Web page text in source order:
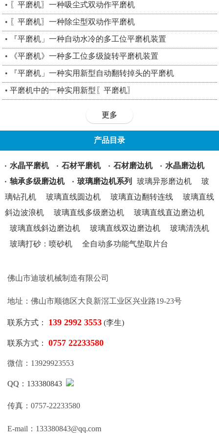
• 〖平磨机〗一种吸尘式双动作平磨机
• 〖平磨机〗一种除尘型双动作平磨机
• 『平磨机」一种自动水冷的多工位平磨机装置
• 《平磨机》一种多工位多级旋转平磨机装置
• 『平磨机」一种实用新型自动翻转掉头的平磨机
• 平磨机中的一种实用新型〖平磨机〗
更多
产品目录
水晶平磨机 石材平磨机 石材磨边机
水晶磨边机
轴承多级磨边机
玻璃磨边机系列 玻璃异形磨边机
玻
璃钻孔机
玻璃直线圆边机 玻璃直边翻转连线
玻璃直线
斜边波浪机
玻璃直线多级磨边机
玻璃直线直边磨边机
玻璃直线斜边磨边机
玻璃直线双边磨边机
玻璃清洗机
玻璃打砂：喷砂机
全自动多功能气垫取片台
佛山市迪玻机械制造有限公司
地址：佛山市顺德区大良新滘工业区兴业路19-23号
联系方式： 139 2992 3553 (李生)
联系方式： 0757 22233580
微信：13929923553
QQ：133380843
传真：0757-22233580
E-mail：133380843@qq.com